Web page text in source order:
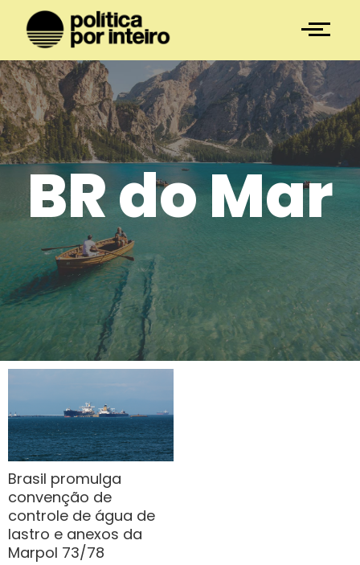
BR do Mar
Brasil promulga
convenção de
controle de água de
lastro e anexos da
Marpol 73/78